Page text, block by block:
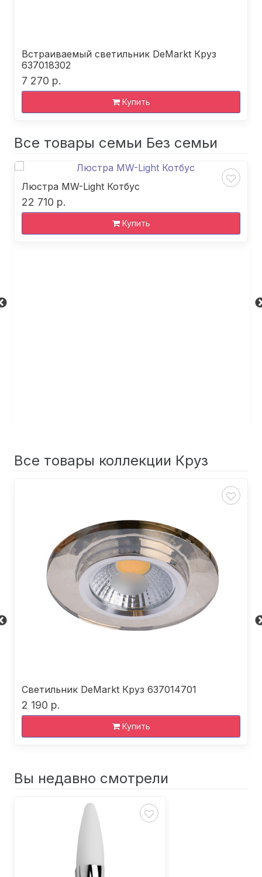
Встраиваемый светильник DeMarkt Круз
637018302
7 270 р.
Купить
Все товары семьи Без семьи
Люстра MW-Light Котбус
22 710 р.
Купить
Все товары коллекции Круз
Светильник DeMarkt Круз 637014701
2 190 р.
Купить
Вы недавно смотрели